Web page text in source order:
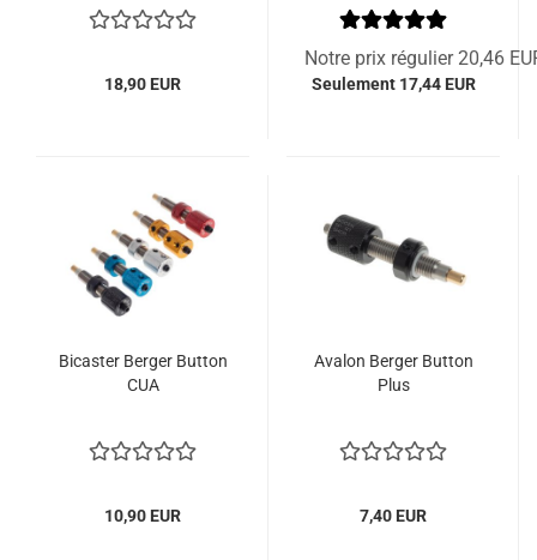
18,90 EUR
Notre prix régulier 20,46
Seulement 17,44 EUR
Bicaster Berger Button
CUA
10,90 EUR
Avalon Berger Button
Plus
7,40 EUR